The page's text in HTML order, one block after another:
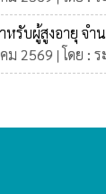
รับผู้สูงอายุ จำ
2569 | โดย : ร